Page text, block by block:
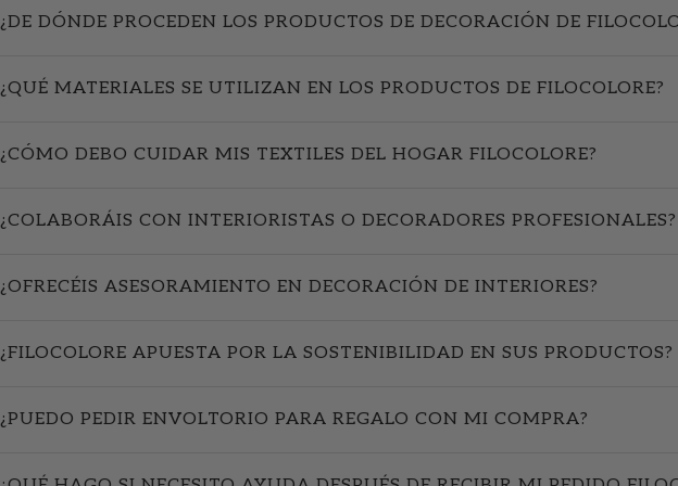
¿DE DÓNDE PROCEDEN LOS PRODUCTOS DE DECORACIÓN DE
¿QUÉ MATERIALES SE UTILIZAN EN LOS PRODUCTOS DE FILOCOLORE?
¿CÓMO DEBO CUIDAR MIS TEXTILES DEL HOGAR FILOCOLORE?
¿COLABORÁIS CON INTERIORISTAS O DECORADORES PROFESIONALES?
¿OFRECÉIS ASESORAMIENTO EN DECORACIÓN DE INTERIORES?
¿FILOCOLORE APUESTA POR LA SOSTENIBILIDAD EN SUS PRODUCTOS?
¿PUEDO PEDIR ENVOLTORIO PARA REGALO CON MI COMPRA?